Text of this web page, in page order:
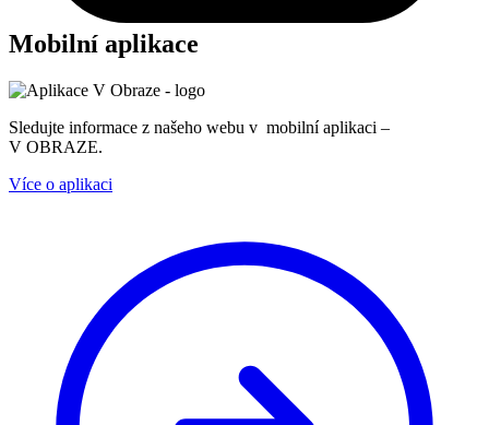
Mobilní aplikace
Sledujte informace z našeho webu v mobilní aplikaci –
V OBRAZE.
Více o aplikaci